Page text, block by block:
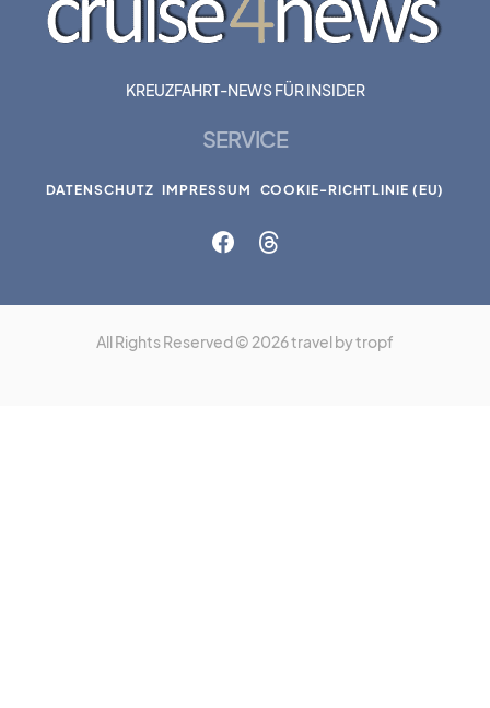
KREUZFAHRT-NEWS FÜR INSIDER
SERVICE
DATENSCHUTZ IMPRESSUM COOKIE-RICHTLINIE (EU)
All Rights Reserved © 2026 travel by tropf